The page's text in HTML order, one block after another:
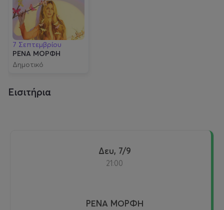
7 Σεπτεμβρίου
ΡΕΝΑ ΜΟΡΦΗ
Δημοτικό
Εισιτήρια
Δευ, 7/9
21:00
ΡΕΝΑ ΜΟΡΦΗ